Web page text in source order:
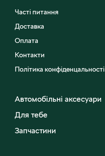
Часті питання
Доставка
Оплата
Контакти
Політика конфіденцальності
Автомобільні аксесуари
Для тебе
Запчастини